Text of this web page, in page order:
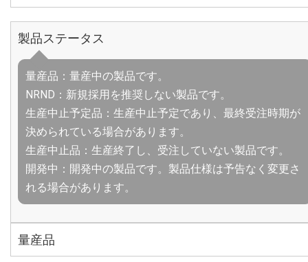
製品ステータス
量産品：量産中の製品です。
NRND：新規採用を推奨しない製品です。
生産中止予定品：生産中止予定であり、最終受注時期が
決められている場合があります。
生産中止品：生産終了し、受注していない製品です。
開発中：開発中の製品です。製品仕様は予告なく変更さ
れる場合があります。
量産品